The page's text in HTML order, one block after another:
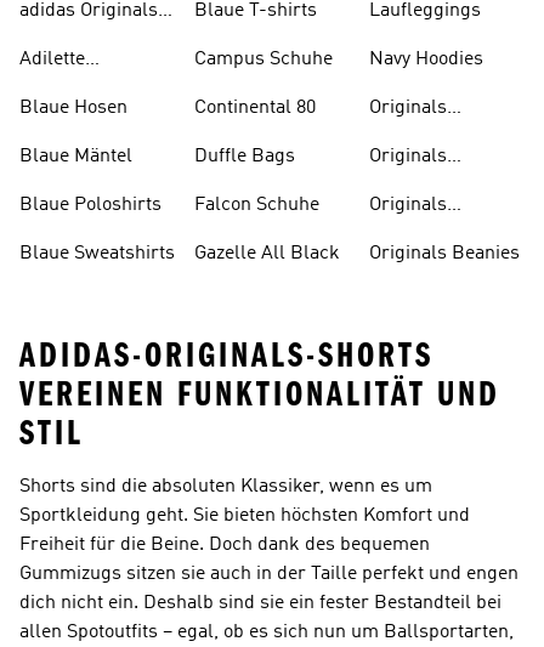
adidas Originals
Adilette
Blaue Hosen
Blaue Mäntel
Blaue Poloshirts
Blaue Sweatshirts
Blaue T-shirts
Campus Schuhe
Continental 80
Duffle Bags
Falcon Schuhe
Gazelle All Black
Laufleggings
Navy Hoodies
Originals
Originals
Originals
Oberteile
Originals Beanies
ADIDAS-ORIGINALS-SHORTS
VEREINEN FUNKTIONALITÄT UND
STIL
Shorts sind die absoluten Klassiker, wenn es um
Sportkleidung geht. Sie bieten höchsten Komfort und
Freiheit für die Beine. Doch dank des bequemen
Gummizugs sitzen sie auch in der Taille perfekt und engen
dich nicht ein. Deshalb sind sie ein fester Bestandteil bei
allen Spotoutfits – egal, ob es sich nun um Ballsportarten,